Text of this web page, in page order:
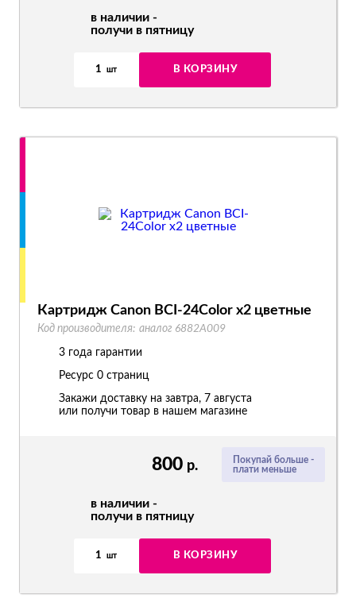
в наличии -
получи в пятницу
1 шт В КОРЗИНУ
Покупай больше -
плати меньше
800 р.
в наличии -
получи в пятницу
1 шт В КОРЗИНУ
Картридж Canon BCI-24Color x2 цветные
Код производителя: аналог 6882A009
3 года гарантии
Ресурс 0 страниц
Закажи доставку на завтра, 7 августа
или получи товар в нашем магазине